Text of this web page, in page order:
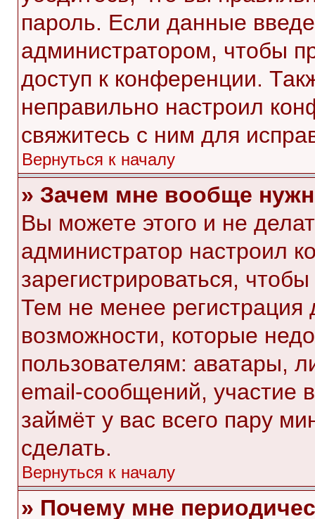
пароль. Если данные
администратором, чтобы
доступ к конференции.
неправильно настроил
свяжитесь с ним для
Вернуться к началу
» Зачем мне вообще
Вы можете этого и не
администратор настроил
зарегистрироваться,
Тем не менее
возможности, которые
пользователям: аватары,
email-сообщений, участие
займёт у вас всего пару
сделать.
Вернуться к началу
» Почему мне